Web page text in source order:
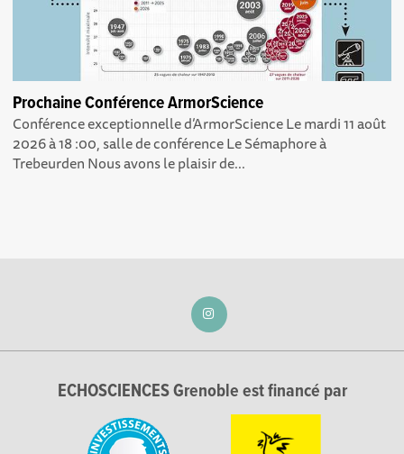
Prochaine Conférence ArmorScience
Conférence exceptionnelle d’ArmorScience Le mardi 11 août
2026 à 18 :00, salle de conférence Le Sémaphore à
Trebeurden Nous avons le plaisir de...
ECHOSCIENCES Grenoble est financé par